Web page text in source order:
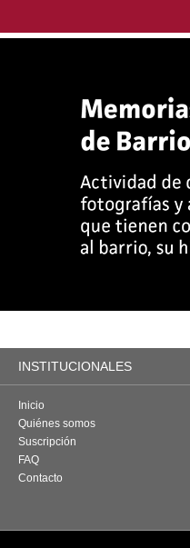
INSTITUCIONALES
Inicio
Quiénes somos
Suscripción
FAQ
Contacto